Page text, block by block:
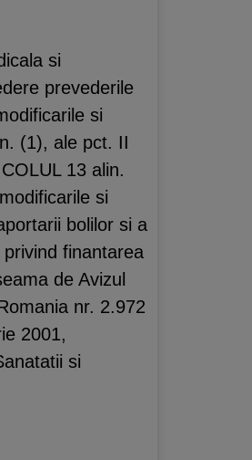
si
prevederile
si
(1), ale pct. II
13 alin.
si
bolilor si a
finantarea
de Avizul
nr. 2.972
2001,
si